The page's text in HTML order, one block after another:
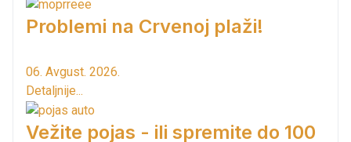
Problemi na Crvenoj plaži!
06. Avgust. 2026.
Detaljnije...
Vežite pojas - ili spremite do 100